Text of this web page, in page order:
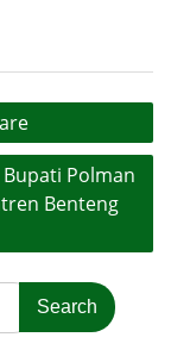
Polman
Benteng